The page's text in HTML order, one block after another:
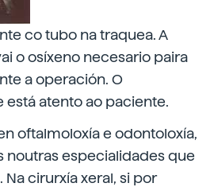
co tubo na traquea. A
o osíxeno necesario paira
a operación. O
está atento ao paciente.
oftalmoloxía e odontoloxía,
noutras especialidades que
cirurxía xeral, si por